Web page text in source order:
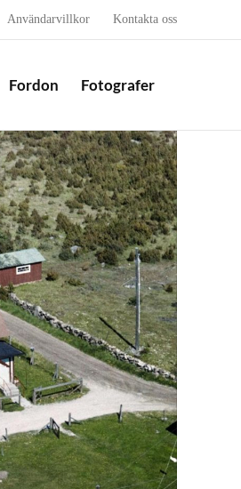
Användarvillkor Kontakta oss
Fordon Fotografer